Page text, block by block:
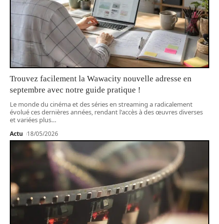
Trouvez facilement la Wawacity nouvelle adresse en
septembre avec notre guide pratique !
Le monde du cinéma et des séries en streaming a radicalement
évolué ces dernières années, rendant l'accès à des œuvres diverses
et variées plus…
Actu 18/05/2026